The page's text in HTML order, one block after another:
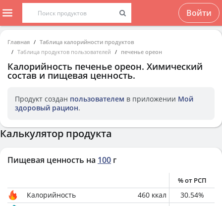
Войти
Главная
Таблица калорийности продуктов
Таблица продуктов пользователей
печенье ореон
Калорийность печенье ореон. Химический
состав и пищевая ценность.
Продукт создан пользователем в приложении Мой
здоровый рацион.
Калькулятор продукта
Пищевая ценность на 100 г
% от РСП
Калорийность 460 ккал 30.54%